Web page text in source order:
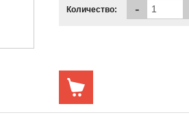
Количество: -